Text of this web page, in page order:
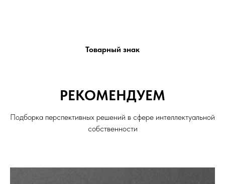
Товарный знак
РЕКОМЕНДУЕМ
Подборка перспективных решений в сфере интеллектуальной
собственности